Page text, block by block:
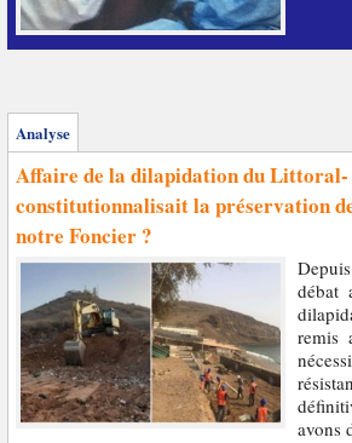
Analyse
Affaire de la dilapidation du Littoral-
constitutionnalisait la préservation
notre Foncier ?
débat
remis
avons